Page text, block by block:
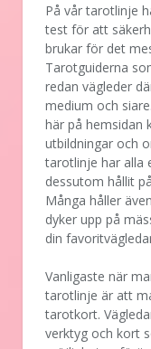
På vår tarotlinje
test för att
brukar för det
Tarotguiderna
redan vägleder
medium och
här på hemsidan
utbildningar och
tarotlinje har alla
dessutom hållit
Många håller
dyker upp på
din
Vanligaste när
tarotlinje är att
tarotkort.
verktyg och kort